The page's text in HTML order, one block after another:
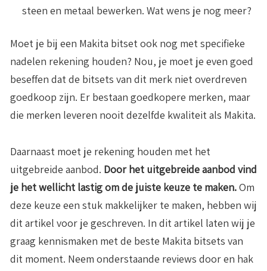
steen en metaal bewerken. Wat wens je nog meer?
Moet je bij een Makita bitset ook nog met specifieke
nadelen rekening houden? Nou, je moet je even goed
beseffen dat de bitsets van dit merk niet overdreven
goedkoop zijn. Er bestaan goedkopere merken, maar
die merken leveren nooit dezelfde kwaliteit als Makita.
Daarnaast moet je rekening houden met het
uitgebreide aanbod. Door het uitgebreide aanbod vind
je het wellicht lastig om de juiste keuze te maken.Om
deze keuze een stuk makkelijker te maken, hebben wij
dit artikel voor je geschreven. In dit artikel laten wij je
graag kennismaken met de beste Makita bitsets van
dit moment. Neem onderstaande reviews door en hak